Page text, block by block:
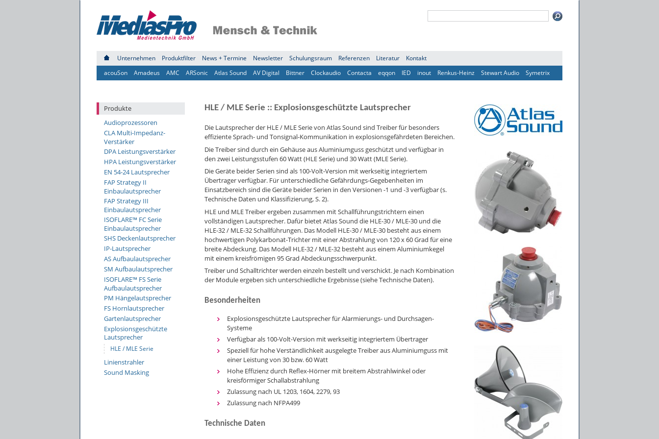
Unternehmen Produktfilter News + Termine Newsletter Schulungsraum Referenzen Literatur
Kontakt
acouSon
Amadeus AMC ARSonic Atlas Sound AV Digital Bittner Clockaudio Contacta eqqon IED inout Renkus-Heinz Stewart Audio Symetrix
Produkte
Audioprozessoren
CLA Multi-Impedanz-
Verstärker
DPA Leistungsverstärker
HPA Leistungsverstärker
EN 54-24 Lautsprecher
FAP Strategy II
Einbaulautsprecher
FAP Strategy III
Einbaulautsprecher
ISOFLARE™ FC Serie
Einbaulautsprecher
SHS Deckenlautsprecher
IP-Lautsprecher
AS Aufbaulautsprecher
SM Aufbaulautsprecher
ISOFLARE™ FS Serie
Aufbaulautsprecher
PM Hängelautsprecher
FS Hornlautsprecher
Gartenlautsprecher
Explosionsgeschützte
Lautsprecher
HLE / MLE Serie
Linienstrahler
Sound Masking
HLE / MLE Serie :: Explosionsgeschützte Lautsprecher
Die Lautsprecher der HLE / MLE Serie von Atlas Sound sind Treiber für besonders
effiziente Sprach- und Tonsignal-Kommunikation in explosionsgefährdeten Bereichen.
Die Treiber sind durch ein Gehäuse aus Aluminiumguss geschützt und verfügbar in
den zwei Leistungsstufen 60 Watt (HLE Serie) und 30 Watt (MLE Serie).
Die Geräte beider Serien sind als 100-Volt-Version mit werkseitig integriertem
Übertrager verfügbar. Für unterschiedliche Gefährdungs-Gegebenheiten im
Einsatzbereich sind die Geräte beider Serien in den Versionen -1 und -3 verfügbar (s.
Technische Daten und Klassifizierung, S. 2).
HLE und MLE Treiber ergeben zusammen mit Schallführungstrichtern einen
vollständigen Lautsprecher. Dafür bietet Atlas Sound die HLE-30 / MLE-30 und die
HLE-32 / MLE-32 Schallführungen. Das Modell HLE-30 / MLE-30 besteht aus einem
hochwertigen Polykarbonat-Trichter mit einer Abstrahlung von 120 x 60 Grad für eine
breite Abdeckung. Das Modell HLE-32 / MLE-32 besteht aus einem Aluminiumkegel
mit einem kreisfrömigen 95 Grad Abdeckungsschwerpunkt.
Treiber und Schalltrichter werden einzeln bestellt und verschickt. Je nach Kombination
der Module ergeben sich unterschiedliche Ergebnisse (siehe Technische Daten).
Besonderheiten
Explosionsgeschützte Lautsprecher für Alarmierungs- und Durchsagen-
Systeme
Verfügbar als 100-Volt-Version mit werkseitig integriertem Übertrager
Speziell für hohe Verständlichkeit ausgelegte Treiber aus Aluminiumguss mit
einer Leistung von 30 bzw. 60 Watt
Hohe Effizienz durch Reflex-Hörner mit breitem Abstrahlwinkel oder
kreisförmiger Schallabstrahlung
Zulassung nach UL 1203, 1604, 2279, 93
Zulassung nach NFPA499
Technische Daten